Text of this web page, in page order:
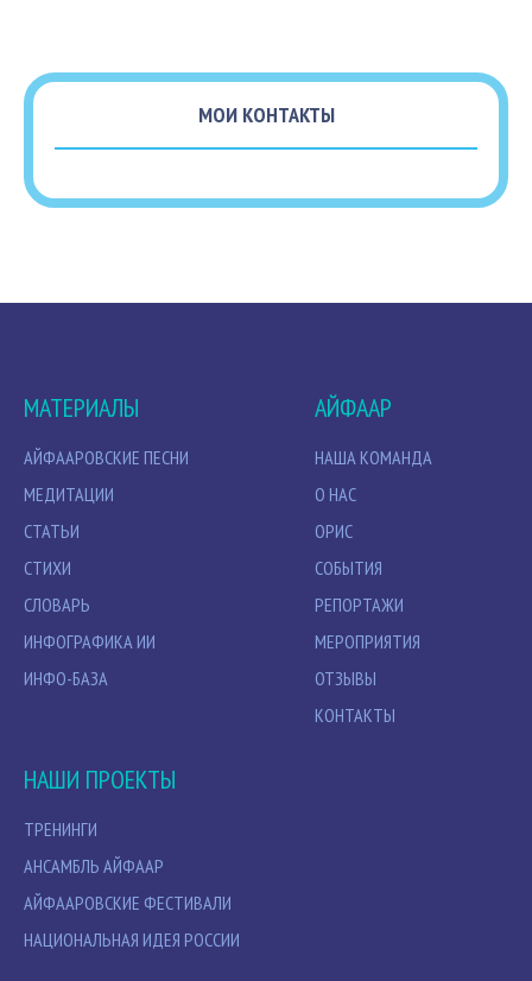
МОИ КОНТАКТЫ
МАТЕРИАЛЫ
АЙФААРОВСКИЕ ПЕСНИ
МЕДИТАЦИИ
СТАТЬИ
СТИХИ
СЛОВАРЬ
ИНФОГРАФИКА ИИ
ИНФО-БАЗА
АЙФААР
НАША КОМАНДА
О НАС
ОРИС
СОБЫТИЯ
РЕПОРТАЖИ
МЕРОПРИЯТИЯ
ОТЗЫВЫ
КОНТАКТЫ
НАШИ ПРОЕКТЫ
ТРЕНИНГИ
АНСАМБЛЬ АЙФААР
АЙФААРОВСКИЕ ФЕСТИВАЛИ
НАЦИОНАЛЬНАЯ ИДЕЯ РОССИИ